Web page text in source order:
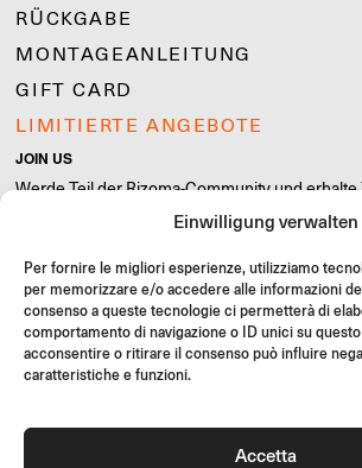
Einwilligung verwalten
Per fornire le migliori esperienze, utilizziamo
per memorizzare e/o accedere alle informazioni
consenso a queste tecnologie ci permetterà di
comportamento di navigazione o ID unici su
acconsentire o ritirare il consenso può influire
caratteristiche e funzioni.
Accetta
RÜCKGABE
MONTAGEANLEITUNG
GIFT CARD
LIMITIERTE ANGEBOTE
JOIN US
Werde Teil der Rizoma-Community und erhalte
exklusiven Inhalten und Sonderangeboten!
Cookie Policy
Datenschutzrichtlinie
©2026 Rizoma Srl - Alle Rechte